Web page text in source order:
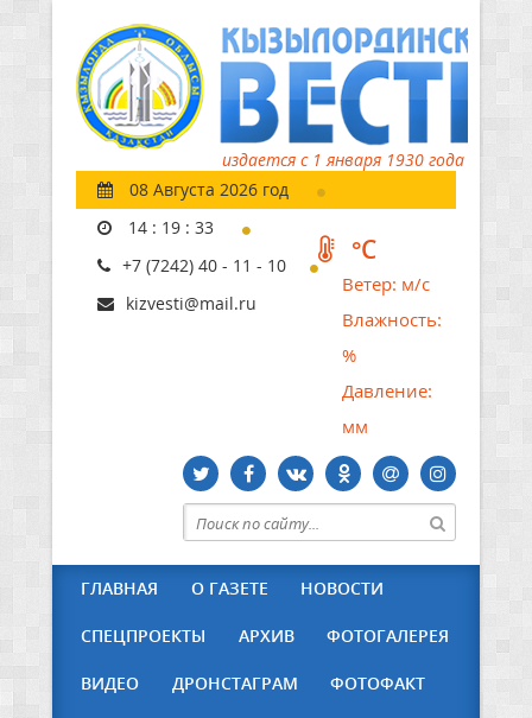
издается с 1 января 1930 года
08 Августа 2026 год
14 : 19 : 34
+7 (7242) 40 - 11 - 10
kizvesti@mail.ru
°C
Ветер: м/с
Влажность:
%
Давление:
мм
ГЛАВНАЯ О ГАЗЕТЕ НОВОСТИ
СПЕЦПРОЕКТЫ АРХИВ ФОТОГАЛЕРЕЯ
ВИДЕО ДРОНСТАГРАМ ФОТОФАКТ